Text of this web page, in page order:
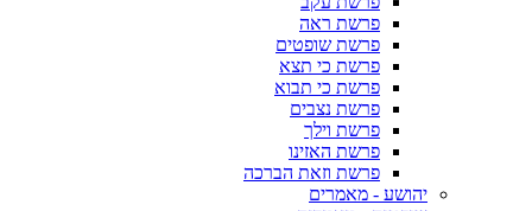
פרשת ראה
פרשת שופטים
פרשת כי תצא
פרשת כי תבוא
פרשת נצבים
פרשת וילך
פרשת האזינו
פרשת וזאת הברכה
יהושע - מאמרים